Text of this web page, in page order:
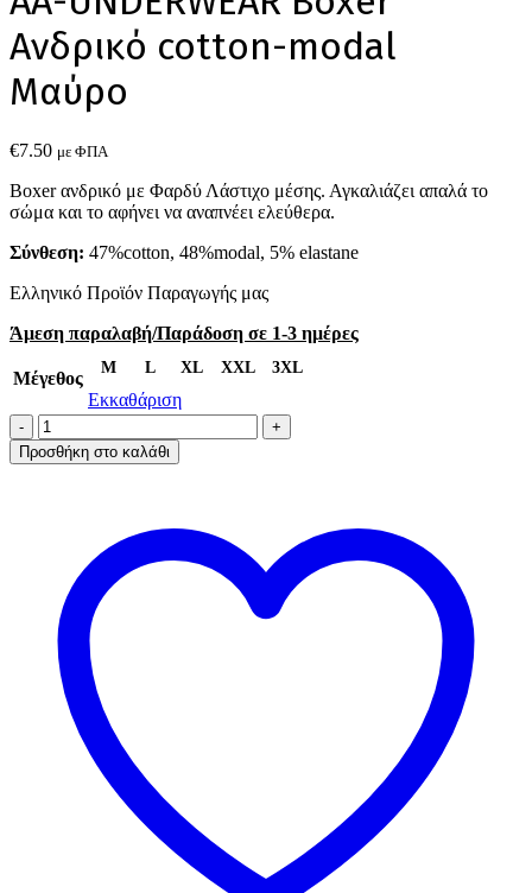
Ανδρικό cotton-modal
Μαύρο
€7.50 με ΦΠΑ
Boxer ανδρικό με Φαρδύ Λάστιχο μέσης. Αγκαλιάζει απαλά το
σώμα και το αφήνει να αναπνέει ελεύθερα.
Σύνθεση: 47%cotton, 48%modal, 5% elastane
Ελληνικό Προϊόν Παραγωγής μας
Άμεση παραλαβή/Παράδοση σε 1-3 ημέρες
Μέγεθος M L XL XXL 3XL
Εκκαθάριση
AA-
UNDERWEAR
Boxer
ποσότητα
Προσθήκη στο καλάθι